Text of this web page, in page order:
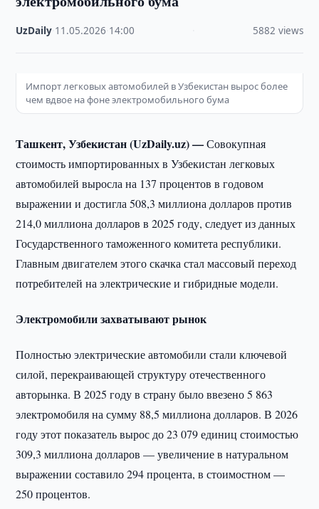
UzDaily 11.05.2026 14:00 5882 views
Импорт легковых автомобилей в Узбекистан вырос более
чем вдвое на фоне электромобильного бума
Ташкент, Узбекистан (UzDaily.uz) —Совокупная
стоимость импортированных в Узбекистан легковых
автомобилей выросла на 137 процентов в годовом
выражении и достигла 508,3 миллиона долларов против
214,0 миллиона долларов в 2025 году, следует из данных
Государственного таможенного комитета республики.
Главным двигателем этого скачка стал массовый переход
потребителей на электрические и гибридные модели.
Электромобили захватывают рынок
Полностью электрические автомобили стали ключевой
силой, перекраивающей структуру отечественного
авторынка. В 2025 году в страну было ввезено 5 863
электромобиля на сумму 88,5 миллиона долларов. В 2026
году этот показатель вырос до 23 079 единиц стоимостью
309,3 миллиона долларов — увеличение в натуральном
выражении составило 294 процента, в стоимостном —
250 процентов.